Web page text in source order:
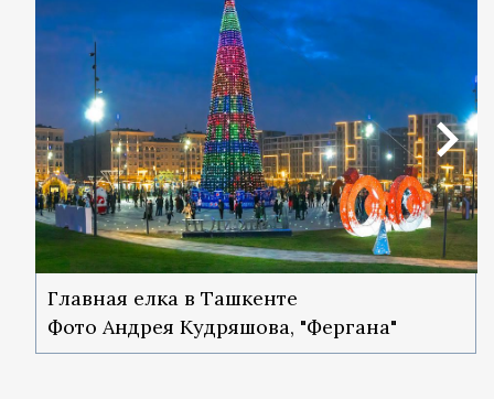
Главная елка в Ташкенте
Фото Андрея Кудряшова, "Фергана"